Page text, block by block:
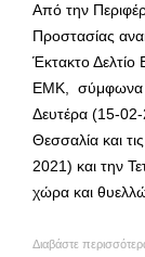
Από την
Προστασίας
Έκτακτο
ΕΜΚ, σύμφωνα
Δευτέρα (15-
Θεσσαλία και
2021) και την
χώρα και
Διαβάστε